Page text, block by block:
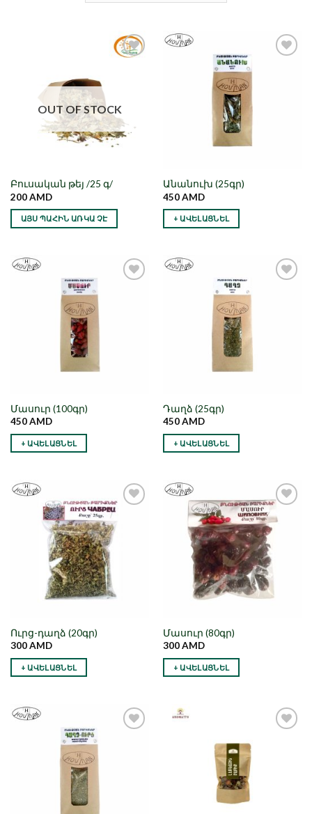
OUT OF STOCK
Բուսական թեյ /25 գ/
200AMD
ԱՅՍ ՊԱՀԻՆ ԱՌԿԱ ՉԷ
Նշել որպես
նախընտրած
Անանուխ (25գր)
450AMD
+ ԱՎԵԼԱՑՆԵԼ
Նշել որպես
Մասուր (100գր)
450AMD
+ ԱՎԵԼԱՑՆԵԼ
Նշել որպես
նախընտրած
Դաղձ (25գր)
450AMD
+ ԱՎԵԼԱՑՆԵԼ
Նշել որպես
նախընտրած
Ուրց-դաղձ (20գր)
300AMD
+ ԱՎԵԼԱՑՆԵԼ
Նշել որպես
նախընտրած
Մասուր (80գր)
300AMD
+ ԱՎԵԼԱՑՆԵԼ
Նշել որպես
նախընտրած